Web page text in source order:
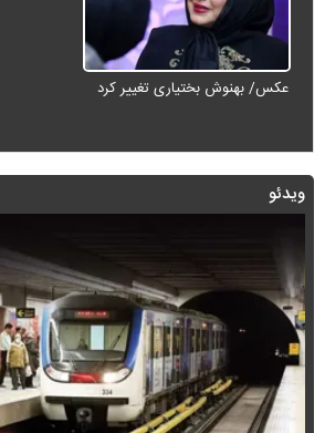
عکس/ بهنوش بختیاری تغییر کرد
ویدئو